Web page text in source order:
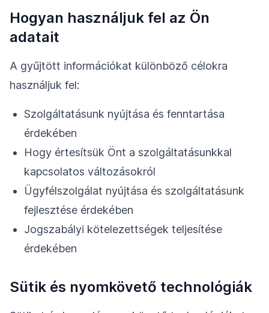
Hogyan használjuk fel az Ön
adatait
A gyűjtött információkat különböző célokra
használjuk fel:
Szolgáltatásunk nyújtása és fenntartása
érdekében
Hogy értesítsük Önt a szolgáltatásunkkal
kapcsolatos változásokról
Ügyfélszolgálat nyújtása és szolgáltatásunk
fejlesztése érdekében
Jogszabályi kötelezettségek teljesítése
érdekében
Sütik és nyomkövető technológiák